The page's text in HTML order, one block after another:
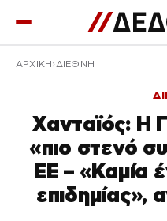
ΑΡΧΙΚΉ ΔΙΕΘΝΗ
Χανταϊός: Η
«πιο στενό
ΕΕ – «Καμία
επιδημίας»,